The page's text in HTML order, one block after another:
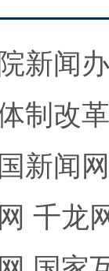
新闻
制改
新闻网
千龙